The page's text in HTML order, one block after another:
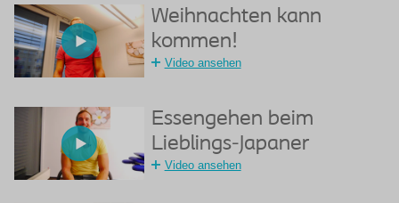
Weihnachten kann
kommen!
Video ansehen
Essengehen beim
Lieblings-Japaner
Video ansehen